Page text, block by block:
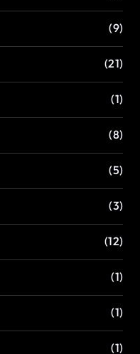
(9)
(21)
(1)
(8)
(5)
(3)
(12)
(1)
(1)
(1)